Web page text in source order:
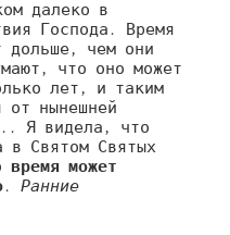
далеко в
Господа. Время
дольше, чем они
что оно может
лет, и таким
от нынешней
Я видела, что
в Святом Святых
время может
. Ранние